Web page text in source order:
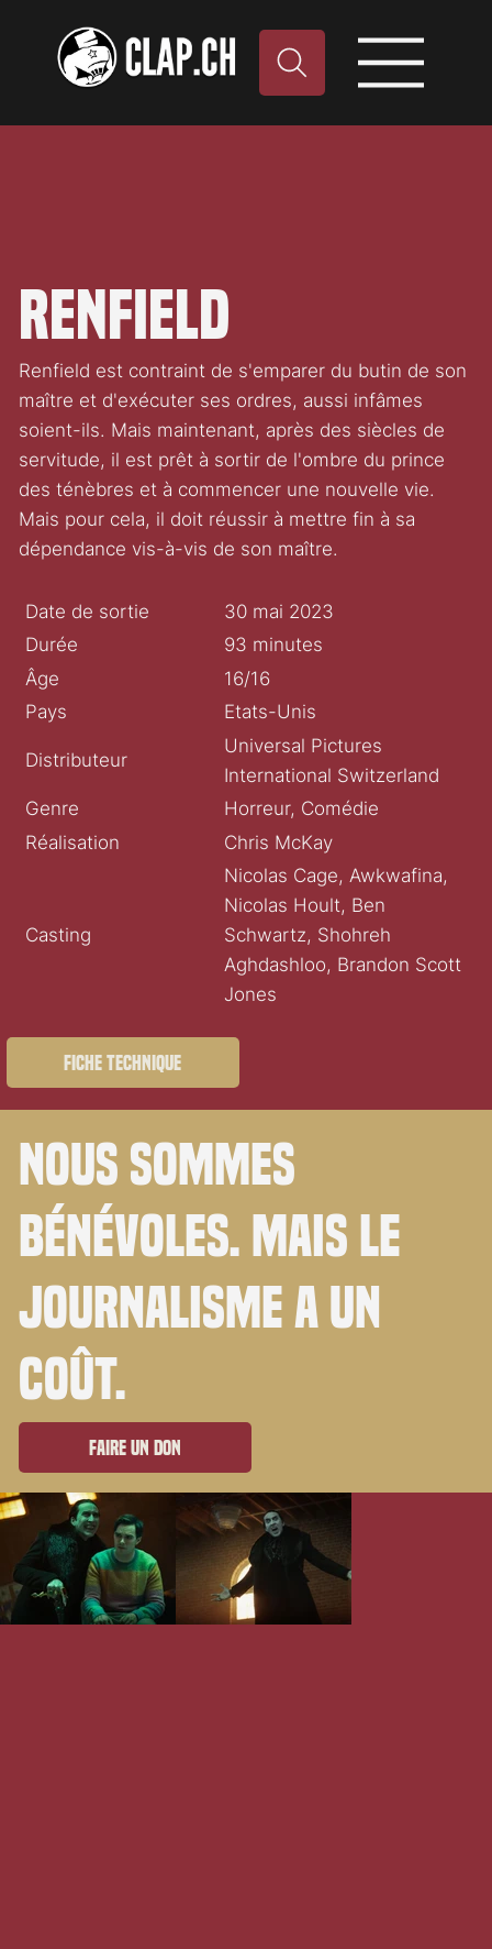
Renfield
Renfield est contraint de s'emparer du butin de son
maître et d'exécuter ses ordres, aussi infâmes
soient-ils. Mais maintenant, après des siècles de
servitude, il est prêt à sortir de l'ombre du prince
des ténèbres et à commencer une nouvelle vie.
Mais pour cela, il doit réussir à mettre fin à sa
dépendance vis-à-vis de son maître.
Date de sortie
30 mai 2023
Durée
93 minutes
Âge
16/16
Pays
Etats-Unis
Distributeur
Universal Pictures
International Switzerland
Genre
Horreur, Comédie
Réalisation
Chris McKay
Casting
Nicolas Cage, Awkwafina,
Nicolas Hoult, Ben
Schwartz, Shohreh
Aghdashloo, Brandon Scott
Jones
Fiche technique
Nous sommes
bénévoles. Mais le
journalisme a un
coût.
Faire un don